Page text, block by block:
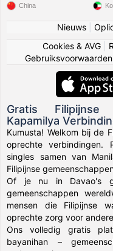
China
Nieuws|
Cookies & AVG
Gebruiksvoorwaarden
Gratis Filipijnse
Kapamilya
Kumusta! Welkom bij de
oprechte verbindingen.
singles samen van
Filipijnse
Of je nu in Davao's
gemeenschappen
mensen die Filipijnse
oprechte zorg voor
Ons volledig gratis
bayanihan –